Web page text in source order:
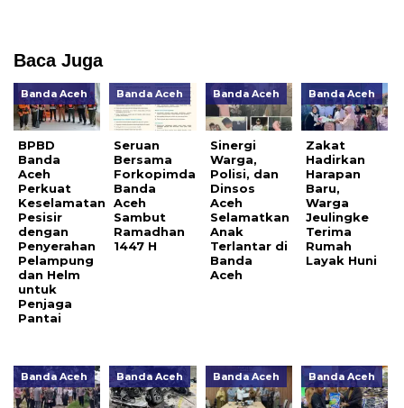
Baca Juga
Banda Aceh
BPBD
Banda
Aceh
Perkuat
Keselamatan
Pesisir
dengan
Penyerahan
Pelampung
dan Helm
untuk
Penjaga
Pantai
Banda Aceh
Seruan
Bersama
Forkopimda
Banda
Aceh
Sambut
Ramadhan
1447 H
Banda Aceh
Sinergi
Warga,
Polisi, dan
Dinsos
Aceh
Selamatkan
Anak
Terlantar di
Banda
Aceh
Banda Aceh
Zakat
Hadirkan
Harapan
Baru,
Warga
Jeulingke
Terima
Rumah
Layak Huni
Banda Aceh Banda Aceh Banda Aceh Banda Aceh